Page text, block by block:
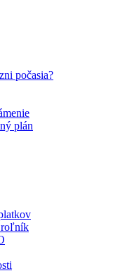
počasia?
plán
roľník